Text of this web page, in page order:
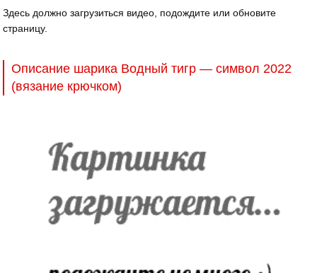
Здесь должно загрузиться видео, подождите или обновите
страницу.
Описание шарика Водный тигр — символ 2022
(вязание крючком)